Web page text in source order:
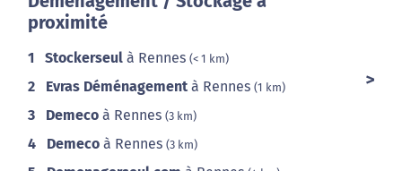
proximité
1 Stockerseul à Rennes (< 1 km)
2 Evras Déménagement à Rennes (1 km)
3 Demeco à Rennes (3 km)
4 Demeco à Rennes (3 km)